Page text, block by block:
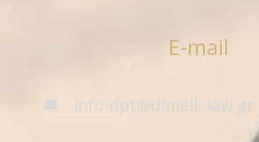
E-mail
info-dpt@dimelli-law.gr